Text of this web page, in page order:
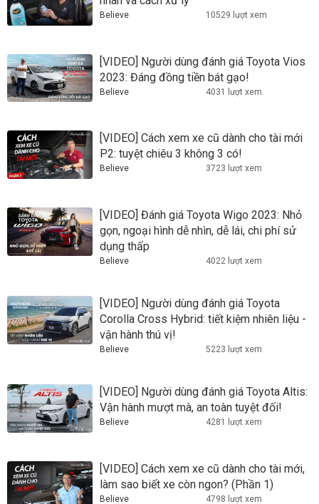
Believe 10529 lượt xem
[VIDEO] Người dùng đánh giá Toyota Vios
2023: Đáng đồng tiền bát gạo!
Believe 4031 lượt xem
[VIDEO] Cách xem xe cũ dành cho tài mới
P2: tuyệt chiêu 3 không 3 có!
Believe 3723 lượt xem
[VIDEO] Đánh giá Toyota Wigo 2023: Nhỏ
gọn, ngoại hình dễ nhìn, dễ lái, chi phí sử
dụng thấp
Believe 4022 lượt xem
[VIDEO] Người dùng đánh giá Toyota
Corolla Cross Hybrid: tiết kiệm nhiên liệu -
vận hành thú vị!
Believe 5223 lượt xem
[VIDEO] Người dùng đánh giá Toyota Altis:
Vận hành mượt mà, an toàn tuyệt đối!
Believe 4281 lượt xem
[VIDEO] Cách xem xe cũ dành cho tài mới,
làm sao biết xe còn ngon? (Phần 1)
Believe 4798 lượt xem